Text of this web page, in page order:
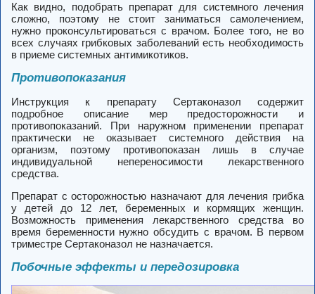
Как видно, подобрать препарат для системного лечения
сложно, поэтому не стоит заниматься самолечением,
нужно проконсультироваться с врачом. Более того, не во
всех случаях грибковых заболеваний есть необходимость
в приеме системных антимикотиков.
Противопоказания
Инструкция к препарату Сертаконазол содержит
подробное описание мер предосторожности и
противопоказаний. При наружном применении препарат
практически не оказывает системного действия на
организм, поэтому противопоказан лишь в случае
индивидуальной непереносимости лекарственного
средства.
Препарат с осторожностью назначают для лечения грибка
у детей до 12 лет, беременных и кормящих женщин.
Возможность применения лекарственного средства во
время беременности нужно обсудить с врачом. В первом
триместре Сертаконазол не назначается.
Побочные эффекты и передозировка